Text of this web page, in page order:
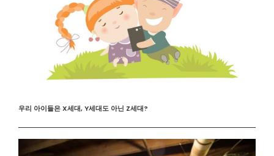
우리 아이들은 X세대, Y세대도 아닌 Z세대?